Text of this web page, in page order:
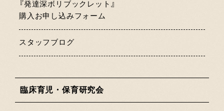
『発達深ボリブックレット』
購入お申し込みフォーム
スタッフブログ
臨床育児・保育研究会